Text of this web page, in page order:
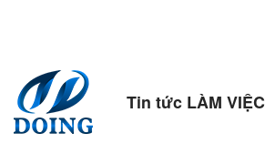
Tin tức LÀM VIỆC